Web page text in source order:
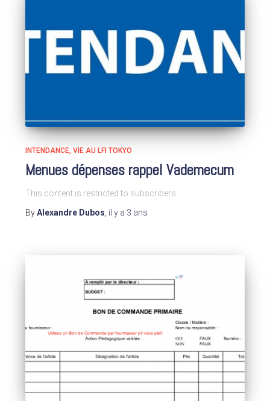
INTENDANCE VIE AU LFI TOKYO
Menues dépenses rappel Vademecum
This content is restricted to subscribers
ByAlexandre Dubos il y a 3 ans